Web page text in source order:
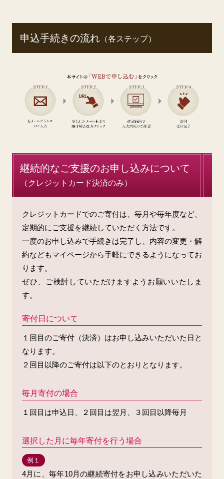
申込手続きの流れ（各ステップ）
継続的なご支援のお申し込みについて
（クレジットカード決済のみ）
クレジットカードでのご寄付は、毎月や毎年度など、
定期的にご支援を継続していただく方法です。
一度のお申し込みで手続きは完了し、内容の変更・解
約などもマイページから手軽にできるようになってお
ります。
ぜひ、ご検討していただけますようお願いいたしま
す。
寄付日について
１回目のご寄付（決済）はお申し込みいただいた日と
なります。
２回目以降のご寄付は以下のとおりとなります。
毎月寄付の場合
１回目は申込日、２回目は翌月、３回目以降毎月
選択した月に毎年寄付を行う場合
例１
4月に、毎年10月の継続寄付をお申し込みいただいた